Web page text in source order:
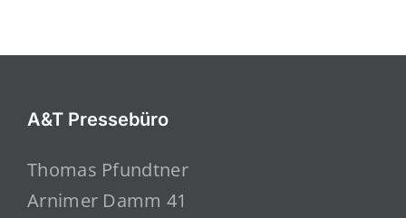
A&T Pressebüro
Thomas Pfundtner
Arnimer Damm 41